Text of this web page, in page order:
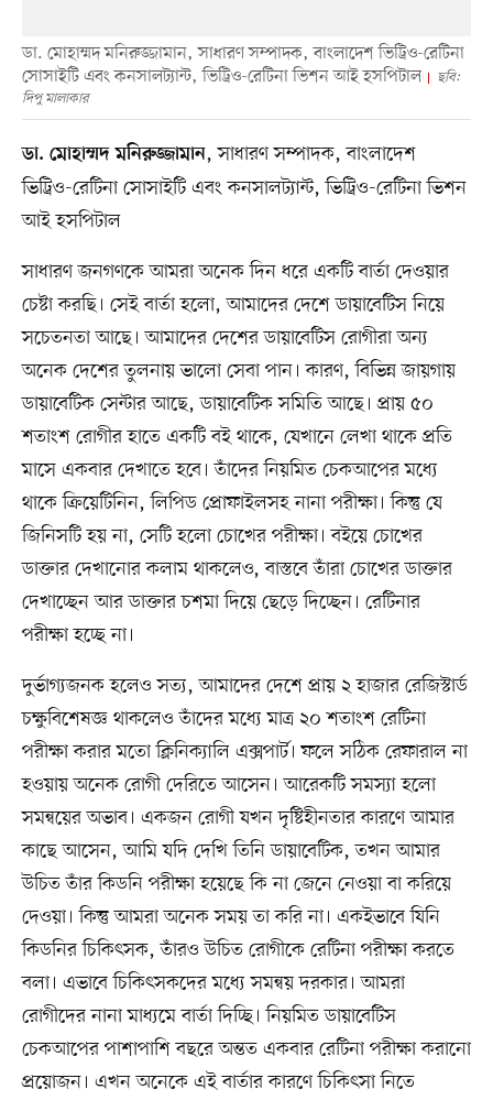
ডা. মোহাম্মদ মনিরুজ্জামান, সাধারণ সম্পাদক, বাংলাদেশ ভিট্রিও-রেটিনা
সোসাইটি এবং কনসালট্যান্ট, ভিট্রিও-রেটিনা ভিশন আই হসপিটাল
ছবি:
দিপু মালাকার
ডা. মোহাম্মদ মনিরুজ্জামান, সাধারণ সম্পাদক, বাংলাদেশ
ভিট্রিও-রেটিনা সোসাইটি এবং কনসালট্যান্ট, ভিট্রিও-রেটিনা ভিশন
আই হসপিটাল
সাধারণ জনগণকে আমরা অনেক দিন ধরে একটি বার্তা দেওয়ার
চেষ্টা করছি। সেই বার্তা হলো, আমাদের দেশে ডায়াবেটিস নিয়ে
সচেতনতা আছে। আমাদের দেশের ডায়াবেটিস রোগীরা অন্য
অনেক দেশের তুলনায় ভালো সেবা পান। কারণ, বিভিন্ন জায়গায়
ডায়াবেটিক সেন্টার আছে, ডায়াবেটিক সমিতি আছে। প্রায় ৫০
শতাংশ রোগীর হাতে একটি বই থাকে, যেখানে লেখা থাকে প্রতি
মাসে একবার দেখাতে হবে। তাঁদের নিয়মিত চেকআপের মধ্যে
থাকে ক্রিয়েটিনিন, লিপিড প্রোফাইলসহ নানা পরীক্ষা। কিন্তু যে
জিনিসটি হয় না, সেটি হলো চোখের পরীক্ষা। বইয়ে চোখের
ডাক্তার দেখানোর কলাম থাকলেও, বাস্তবে তাঁরা চোখের ডাক্তার
দেখাচ্ছেন আর ডাক্তার চশমা দিয়ে ছেড়ে দিচ্ছেন। রেটিনার
পরীক্ষা হচ্ছে না।
দুর্ভাগ্যজনক হলেও সত্য, আমাদের দেশে প্রায় ২ হাজার রেজিস্টার্ড
চক্ষুবিশেষজ্ঞ থাকলেও তাঁদের মধ্যে মাত্র ২০ শতাংশ রেটিনা
পরীক্ষা করার মতো ক্লিনিক্যালি এক্সপার্ট। ফলে সঠিক রেফারাল না
হওয়ায় অনেক রোগী দেরিতে আসেন। আরেকটি সমস্যা হলো
সমন্বয়ের অভাব। একজন রোগী যখন দৃষ্টিহীনতার কারণে আমার
কাছে আসেন, আমি যদি দেখি তিনি ডায়াবেটিক, তখন আমার
উচিত তাঁর কিডনি পরীক্ষা হয়েছে কি না জেনে নেওয়া বা করিয়ে
দেওয়া। কিন্তু আমরা অনেক সময় তা করি না। একইভাবে যিনি
কিডনির চিকিৎসক, তাঁরও উচিত রোগীকে রেটিনা পরীক্ষা করতে
বলা। এভাবে চিকিৎসকদের মধ্যে সমন্বয় দরকার। আমরা
রোগীদের নানা মাধ্যমে বার্তা দিচ্ছি। নিয়মিত ডায়াবেটিস
চেকআপের পাশাপাশি বছরে অন্তত একবার রেটিনা পরীক্ষা করানো
প্রয়োজন। এখন অনেকে এই বার্তার কারণে চিকিৎসা নিতে